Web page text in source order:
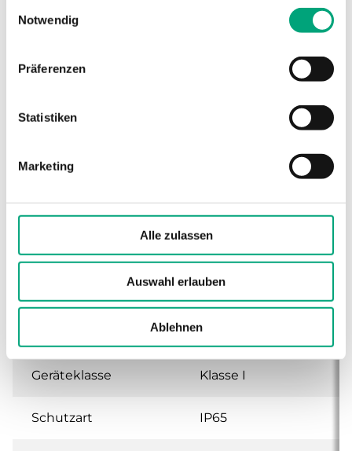
Notwendig
Präferenzen
Statistiken
Marketing
Alle zulassen
Auswahl erlauben
Ablehnen
Kupferkapillare
Max. Temperatur
100 °C
AC
Geräteklasse Klasse I
Schutzart IP65